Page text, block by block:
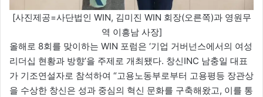
[사진제공=사단법인 WIN, 김미진 WIN 회장(오른쪽)과 영원무
역 이흥남 사장]
올해로 8회를 맞이하는 WIN 포럼은 ‘기업 거버넌스에서의 여성
리더십 현황과 방향’을 주제로 개최됐다. 창신INC 남충일 대표
가 기조연설자로 참석하여 “고용노동부로부터 고용평등 장관상
을 수상한 창신은 성과 중심의 혁신 문화를 구축해왔고, 이를 통